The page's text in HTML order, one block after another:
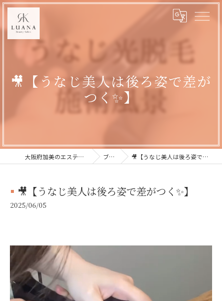
🎥【うなじ美人は後ろ姿で差が
つく✨】
大阪府加美のエステならLUANA ブログ 🎥【うなじ美人は後ろ姿で差がつく✨】
🎥【うなじ美人は後ろ姿で差がつく✨】
2025/06/05